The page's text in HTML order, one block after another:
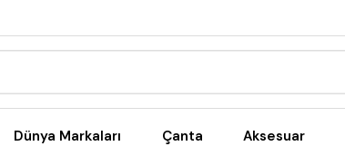
Dünya Markaları Çanta Aksesuar